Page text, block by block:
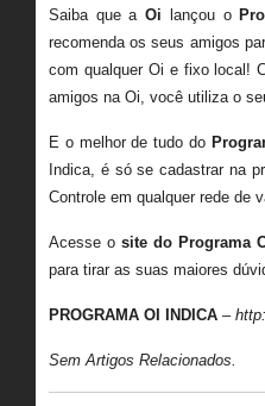
Saiba que aOi lançou o
recomenda os seus amigos
com qualquer Oi e fixo local!
amigos na Oi, você utiliza o
E o melhor de tudo do
Indica, é só se cadastrar na
Controle em qualquer rede de
Acesse o site do Programa
para tirar as suas maiores
PROGRAMA OI INDICA –
Sem Artigos Relacionados.